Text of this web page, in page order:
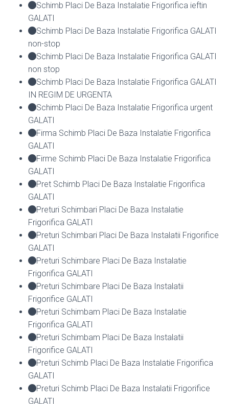
Schimb Placi De Baza Instalatie Frigorifica ieftin
GALATI
Schimb Placi De Baza Instalatie Frigorifica GALATI
non-stop
Schimb Placi De Baza Instalatie Frigorifica GALATI
non stop
Schimb Placi De Baza Instalatie Frigorifica GALATI
IN REGIM DE URGENTA
Schimb Placi De Baza Instalatie Frigorifica urgent
GALATI
Firma Schimb Placi De Baza Instalatie Frigorifica
GALATI
Firme Schimb Placi De Baza Instalatie Frigorifica
GALATI
Pret Schimb Placi De Baza Instalatie Frigorifica
GALATI
Preturi Schimbari Placi De Baza Instalatie
Frigorifica GALATI
Preturi Schimbari Placi De Baza Instalatii Frigorifice
GALATI
Preturi Schimbare Placi De Baza Instalatie
Frigorifica GALATI
Preturi Schimbare Placi De Baza Instalatii
Frigorifice GALATI
Preturi Schimbam Placi De Baza Instalatie
Frigorifica GALATI
Preturi Schimbam Placi De Baza Instalatii
Frigorifice GALATI
Preturi Schimb Placi De Baza Instalatie Frigorifica
GALATI
Preturi Schimb Placi De Baza Instalatii Frigorifice
GALATI